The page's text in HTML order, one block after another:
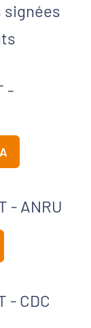
signées
-
- ANRU
- CDC